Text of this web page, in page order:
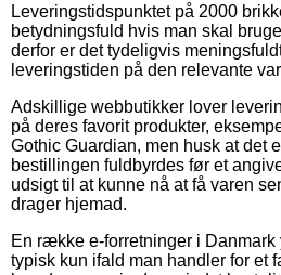
Leveringstidspunktet på 2000
betydningsfuld hvis man skal
derfor er det tydeligvis
leveringstiden på den relevante
Adskillige webbutikker lover
på deres favorit produkter,
Gothic Guardian, men husk at det
bestillingen fuldbyrdes før et
udsigt til at kunne nå at få varen
drager hjemad.
En række e-forretninger i Danmark
typisk kun ifald man handler for et